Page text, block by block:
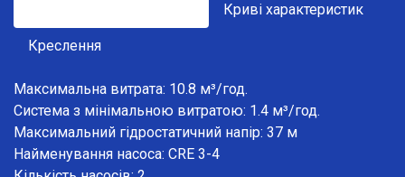
Криві характеристик
Креслення
Максимальна витрата: 10.8 м³/год.
Система з мінімальною витратою: 1.4 м³/год.
Максимальний гідростатичний напір: 37 м
Найменування насоса: CRE 3-4